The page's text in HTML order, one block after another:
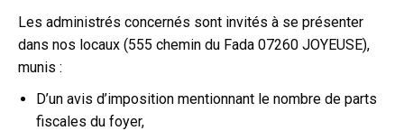
Les administrés concernés sont invités à se présenter
dans nos locaux (555 chemin du Fada 07260 JOYEUSE),
munis :
D’un avis d’imposition mentionnant le nombre de parts
fiscales du foyer,